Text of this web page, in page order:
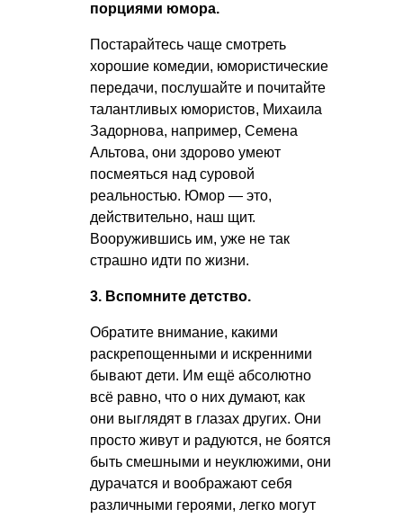
порциями юмора.
Постарайтесь чаще смотреть
хорошие комедии, юмористические
передачи, послушайте и почитайте
талантливых юмористов, Михаила
Задорнова, например, Семена
Альтова, они здорово умеют
посмеяться над суровой
реальностью. Юмор — это,
действительно, наш щит.
Вооружившись им, уже не так
страшно идти по жизни.
3. Вспомните детство.
Обратите внимание, какими
раскрепощенными и искренними
бывают дети. Им ещё абсолютно
всё равно, что о них думают, как
они выглядят в глазах других. Они
просто живут и радуются, не боятся
быть смешными и неуклюжими, они
дурачатся и воображают себя
различными героями, легко могут